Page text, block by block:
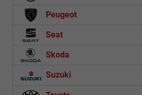
Peugeot
Seat
Skoda
Suzuki